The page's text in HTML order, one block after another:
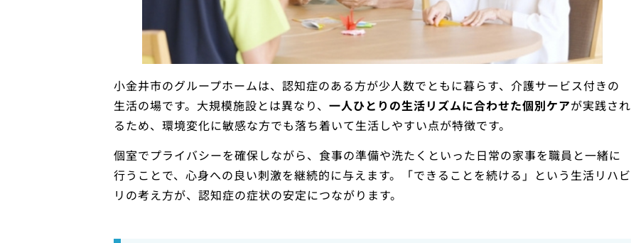
小金井市のグループホームは、認知症のある方が少人数でともに暮らす、介護サービス付きの
生活の場です。大規模施設とは異なり、 一人ひとりの生活リズムに合わせた個別ケアが実践され
るため、環境変化に敏感な方でも落ち着いて生活しやすい点が特徴です。
個室でプライバシーを確保しながら、食事の準備や洗たくといった日常の家事を職員と一緒に
行うことで、心身への良い刺激を継続的に与えます。「できることを続ける」という生活リハビ
リの考え方が、認知症の症状の安定につながります。